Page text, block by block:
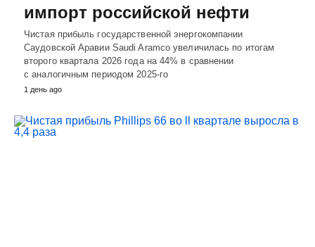
импорт российской нефти
Чистая прибыль государственной энергокомпании
Саудовской Аравии Saudi Aramco увеличилась по итогам
второго квартала 2026 года на 44% в сравнении
с аналогичным периодом 2025-го
1 день ago